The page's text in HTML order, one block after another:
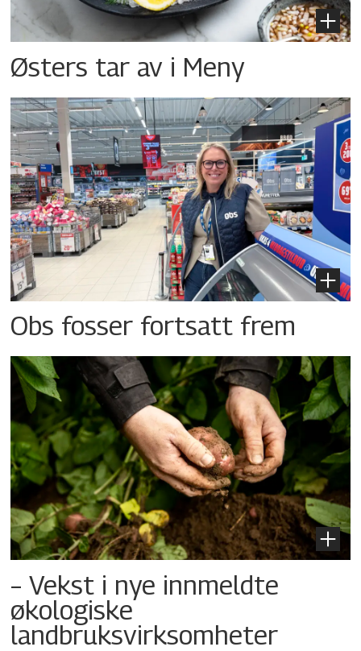
Østers tar av i Meny
Obs fosser fortsatt frem
– Vekst i nye innmeldte
økologiske
landbruksvirksomheter